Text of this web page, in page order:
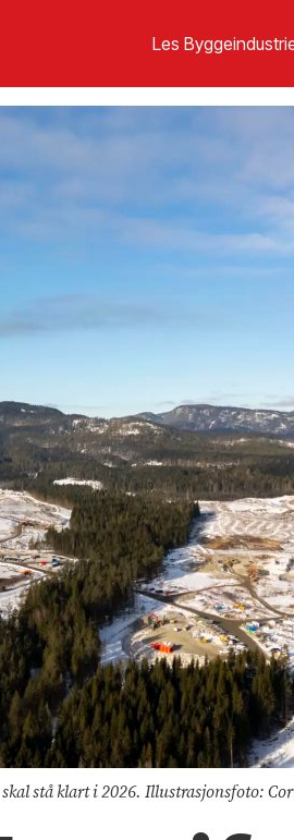
Les
stå klart i 2026. Illustrasjonsfoto: